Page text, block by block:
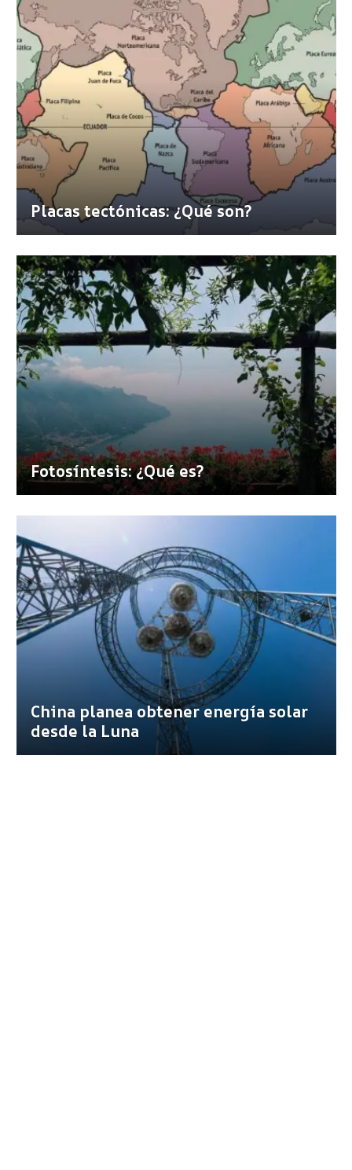
Placas tectónicas: ¿Qué son?
Fotosíntesis: ¿Qué es?
China planea obtener energía solar
desde la Luna